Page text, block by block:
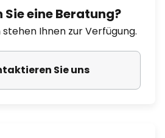
Sie eine Beratung?
Ihnen zur Verfügung.
Sie uns